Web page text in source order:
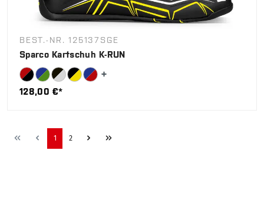
BEST.-NR. 125137SGE
Sparco Kartschuh K-RUN
128,00 €*
1 2